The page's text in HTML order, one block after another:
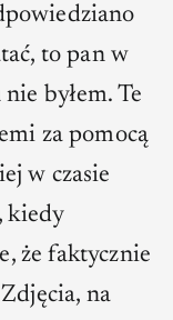
to pan w
byłem. Te
za pomocą
w czasie
kiedy
że faktycznie
na